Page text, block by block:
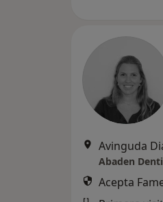
Avinguda
Abaden
Acepta